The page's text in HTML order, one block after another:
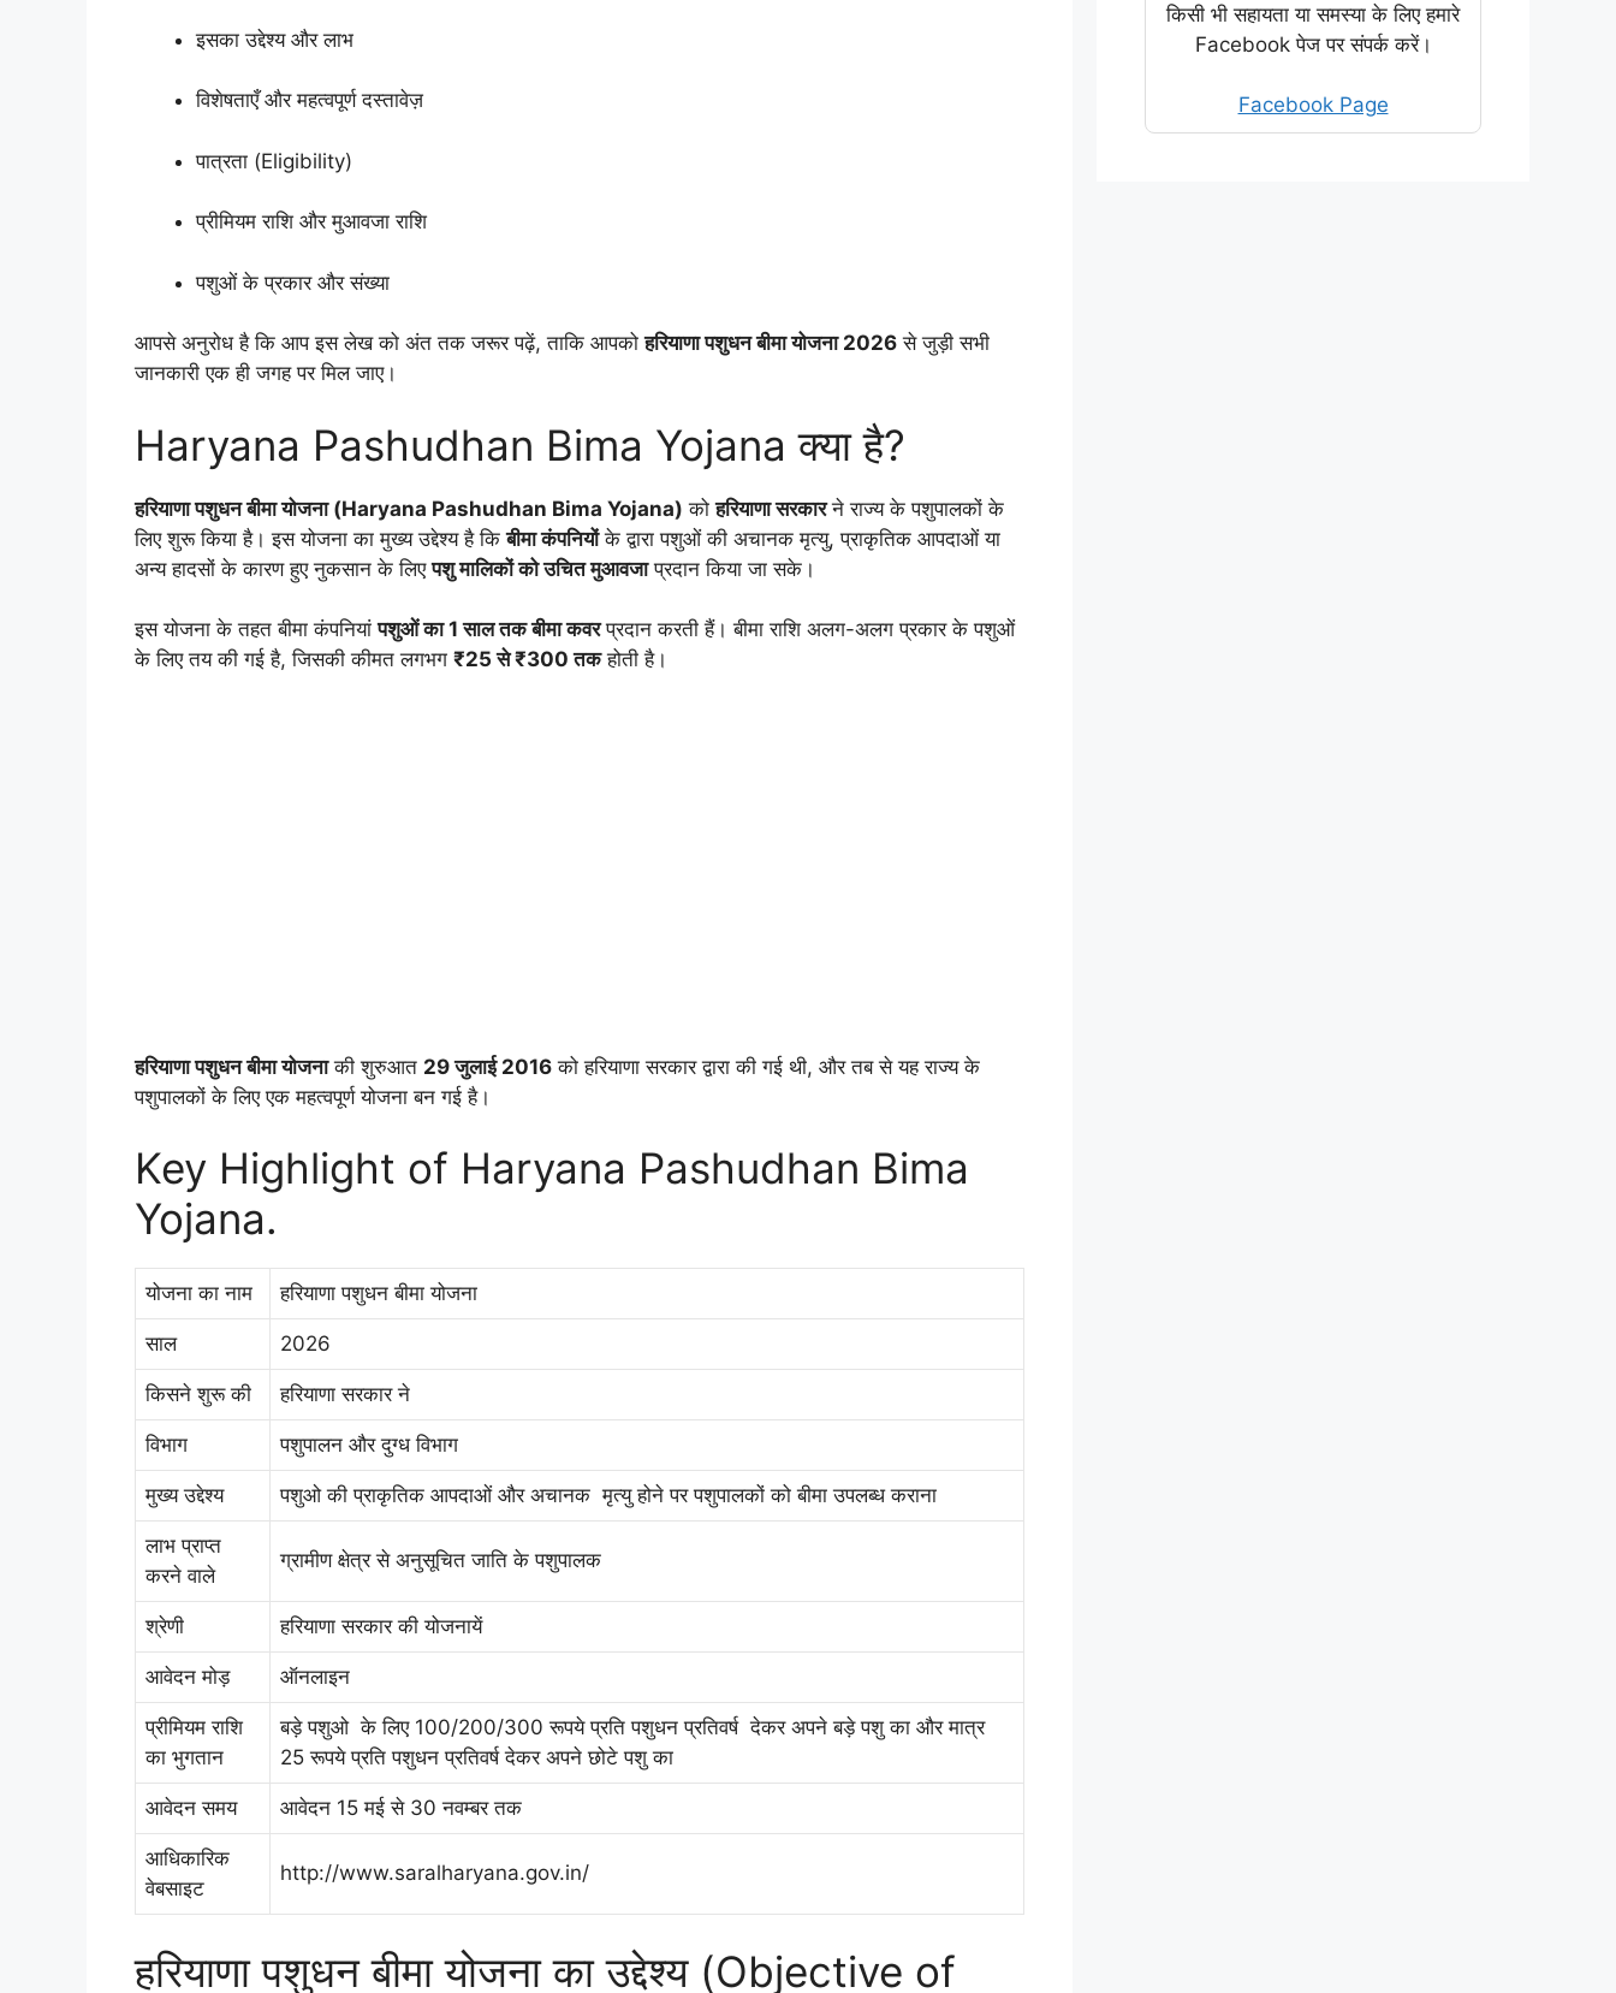
इसका उद्देश्य और लाभ
विशेषताएँ और महत्वपूर्ण दस्तावेज़
पात्रता (Eligibility)
प्रीमियम राशि और मुआवजा राशि
पशुओं के प्रकार और संख्या
आपसे अनुरोध है कि आप इस लेख को अंत तक जरूर पढ़ें, ताकि आपकोहरियाणा पशुधन बीमा योजना 2026 से जुड़ी सभी
जानकारी एक ही जगह पर मिल जाए।
Haryana Pashudhan Bima Yojana क्या है?
हरियाणा पशुधन बीमा योजना (Haryana Pashudhan Bima Yojana) कोहरियाणा सरकारने राज्य के पशुपालकों के
लिए शुरू किया है। इस योजना का मुख्य उद्देश्य है किबीमा कंपनियोंके द्वारा पशुओं की अचानक मृत्यु, प्राकृतिक आपदाओं या
अन्य हादसों के कारण हुए नुकसान के लिएपशु मालिकों को उचित मुआवजाप्रदान किया जा सके।
इस योजना के तहत बीमा कंपनियांपशुओं का 1 साल तक बीमा कवरप्रदान करती हैं। बीमा राशि अलग-अलग प्रकार के पशुओं
के लिए तय की गई है, जिसकी कीमत लगभग ₹25 से ₹300 तकहोती है।
हरियाणा पशुधन बीमा योजनाकी शुरुआत 29 जुलाई 2016 को हरियाणा सरकार द्वारा की गई थी, और तब से यह राज्य के
पशुपालकों के लिए एक महत्वपूर्ण योजना बन गई है।
Key Highlight of Haryana Pashudhan Bima
Yojana.
योजना का नाम हरियाणा पशुधन बीमा योजना
साल 2026
किसने शुरू की हरियाणा सरकार ने
विभाग पशुपालन और दुग्ध विभाग
मुख्य उद्देश्य पशुओ की प्राकृतिक आपदाओं और अचानक मृत्यु होने पर पशुपालकों को बीमा उपलब्ध कराना
लाभ प्राप्त
करने वाले
ग्रामीण क्षेत्र से अनुसूचित जाति के पशुपालक
श्रेणी हरियाणा सरकार की योजनायें
आवेदन मोड़ ऑनलाइन
प्रीमियम राशि
का भुगतान
बड़े पशुओ के लिए 100/200/300 रूपये प्रति पशुधन प्रतिवर्ष देकर अपने बड़े पशु का और मात्र
25 रूपये प्रति पशुधन प्रतिवर्ष देकर अपने छोटे पशु का
आवेदन समय आवेदन 15 मई से 30 नवम्बर तक
आधिकारिक
वेबसाइट
http://www.saralharyana.gov.in/
हरियाणा पशुधन बीमा योजना का उद्देश्य (Objective of
किसी भी सहायता या समस्या के लिए हमारे
Facebook पेज पर संपर्क करें।
Facebook Page